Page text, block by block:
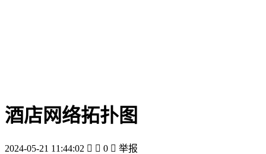
酒店网络拓扑图
2024-05-21 11:44:02   0  举报